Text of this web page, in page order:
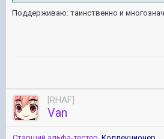
Поддерживаю: таинственно и
[RHAF]
Van